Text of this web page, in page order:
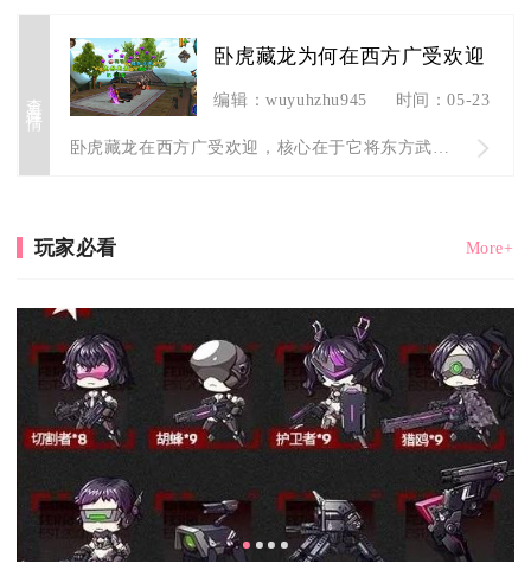
查看详情
卧虎藏龙为何在西方广受欢迎
编辑：wuyuhzhu945 时间：05-23
卧虎藏龙在西方广受欢迎，核心在于它将东方武侠意境、高自由度江...
玩家必看 More+